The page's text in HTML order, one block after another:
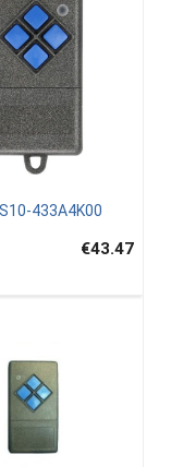
S10-433A4K00
€43.47